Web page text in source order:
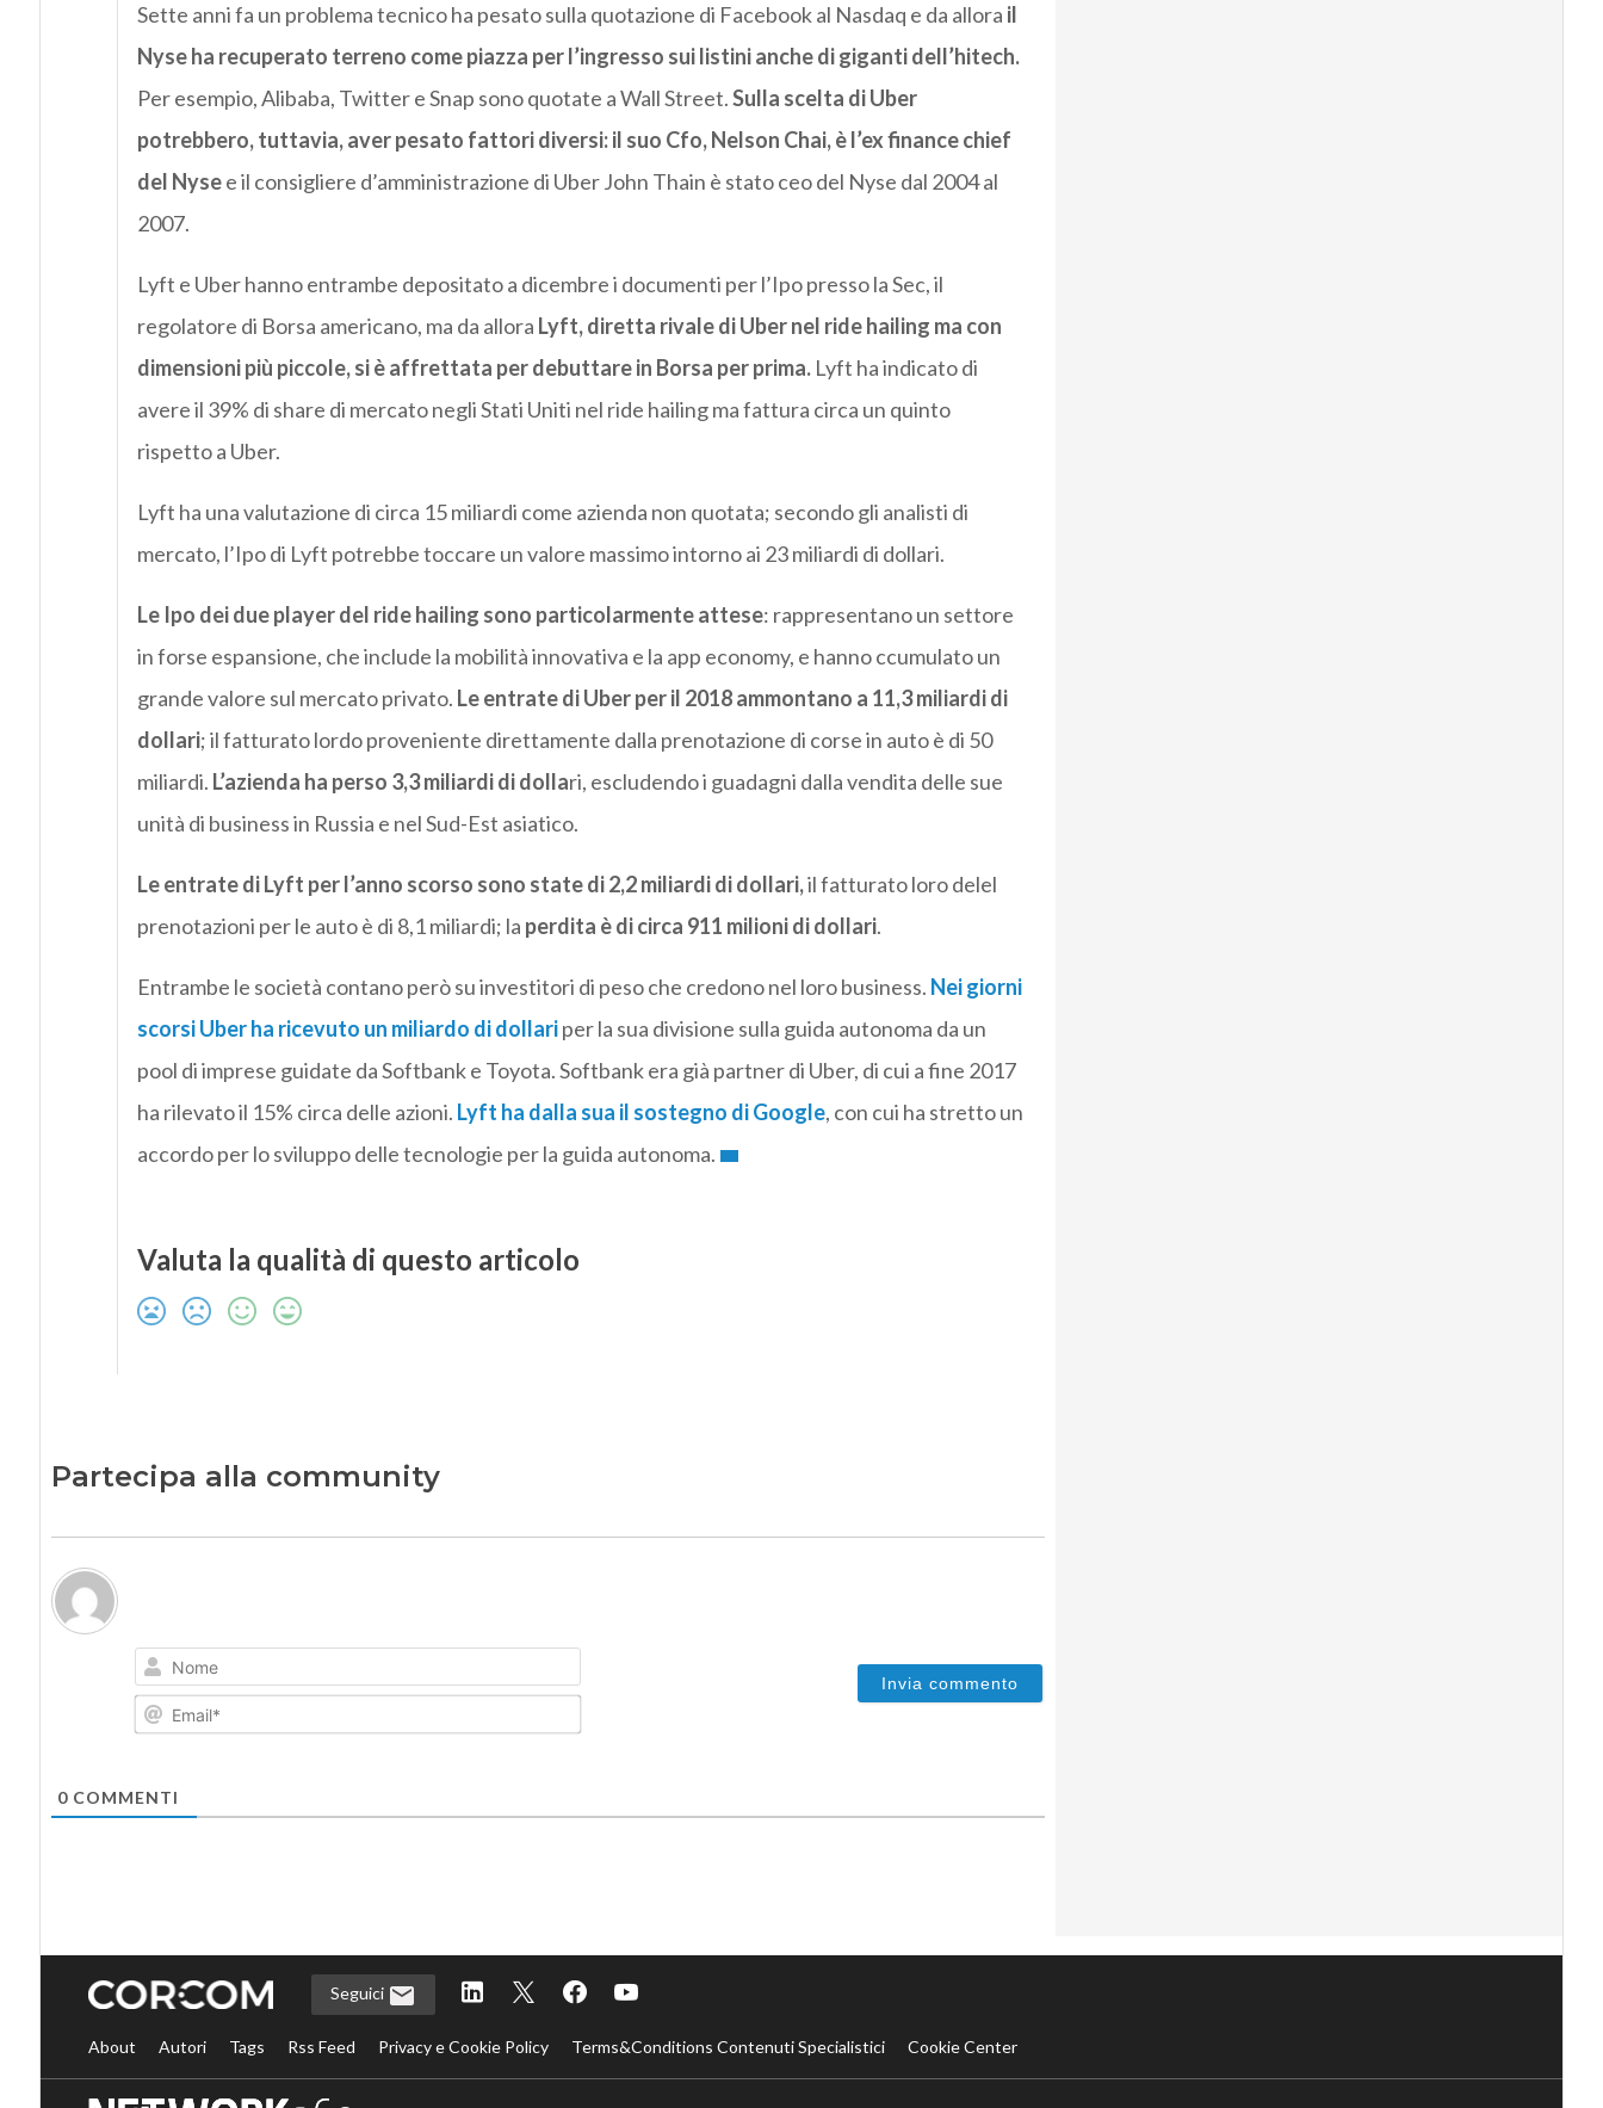
Sette anni fa un problema tecnico ha pesato sulla quotazione di Facebook al Nasdaq e da allora il
Nyse ha recuperato terreno come piazza per l’ingresso sui listini anche di giganti dell’hitech.
Per esempio, Alibaba, Twitter e Snap sono quotate a Wall Street.Sulla scelta di Uber
potrebbero, tuttavia, aver pesato fattori diversi: il suo Cfo, Nelson Chai, è l’ex finance chief
del Nysee il consigliere d’amministrazione di Uber John Thain è stato ceo del Nyse dal 2004 al
2007.
Lyft e Uber hanno entrambe depositato a dicembre i documenti per l’Ipo presso la Sec, il
regolatore di Borsa americano, ma da allora Lyft, diretta rivale di Uber nel ride hailing ma con
dimensioni più piccole, si è affrettata per debuttare in Borsa per prima.Lyft ha indicato di
avere il 39% di share di mercato negli Stati Uniti nel ride hailing ma fattura circa un quinto
rispetto a Uber.
Lyft ha una valutazione di circa 15 miliardi come azienda non quotata; secondo gli analisti di
mercato, l’Ipo di Lyft potrebbe toccare un valore massimo intorno ai 23 miliardi di dollari.
Le Ipo dei due player del ride hailing sono particolarmente attese: rappresentano un settore
in forse espansione, che include la mobilità innovativa e la app economy, e hanno ccumulato un
grande valore sul mercato privato. Le entrate di Uber per il 2018 ammontano a 11,3 miliardi di
dollari; il fatturato lordo proveniente direttamente dalla prenotazione di corse in auto è di 50
miliardi. L’azienda ha perso 3,3 miliardi di dollari, escludendo i guadagni dalla vendita delle sue
unità di business in Russia e nel Sud-Est asiatico.
Le entrate di Lyft per l’anno scorso sono state di 2,2 miliardi di dollari,il fatturato loro delel
prenotazioni per le auto è di 8,1 miliardi; la perdita è di circa 911 milioni di dollari.
Entrambe le società contano però su investitori di peso che credono nel loro business. Nei giorni
scorsi Uber ha ricevuto un miliardo di dollari per la sua divisione sulla guida autonoma da un
pool di imprese guidate da Softbank e Toyota. Softbank era già partner di Uber, di cui a fine 2017
ha rilevato il 15% circa delle azioni. Lyft ha dalla sua il sostegno di Google, con cui ha stretto un
accordo per lo sviluppo delle tecnologie per la guida autonoma.
Valuta la qualità di questo articolo
Partecipa alla community
Nome
Email*
0COMMENTI
Seguici
About Autori Tags Rss Feed Privacy e Cookie Policy Terms&Conditions Contenuti Specialistici Cookie Center